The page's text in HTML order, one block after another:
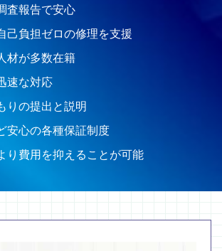
査報告で安心
己負担ゼロの修理を支援
材が多数在籍
速な対応
りの提出と説明
安心の各種保証制度
り費用を抑えることが可能